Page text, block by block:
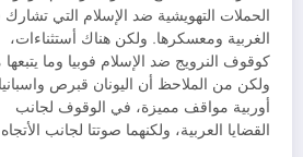
الحملات التهويشية ضد الإسلام التي تشارك
الغربية ومعسكرها. ولكن هناك أستثناءات،
كوقوف النرويج ضد الإسلام فوبيا وما
ولكن من الملاحظ أن اليونان قبرص
أوربية مواقف مميزة، في الوقوف لجانب
القضايا العربية، ولكنهما صوتتا لجانب